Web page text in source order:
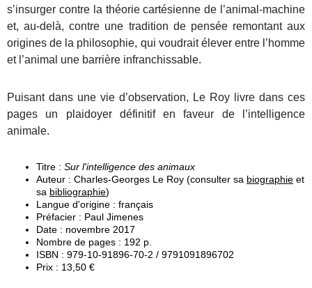
s’insurger contre la théorie cartésienne de l’animal-machine
et, au-delà, contre une tradition de pensée remontant aux
origines de la philosophie, qui voudrait élever entre l’homme
et l’animal une barrière infranchissable.
Puisant dans une vie d’observation, Le Roy livre dans ces
pages un plaidoyer définitif en faveur de l’intelligence
animale.
Titre : Sur l'intelligence des animaux
Auteur : Charles-Georges Le Roy (consulter sa biographie et
sa bibliographie)
Langue d'origine : français
Préfacier : Paul Jimenes
Date : novembre 2017
Nombre de pages : 192 p.
ISBN : 979-10-91896-70-2 / 9791091896702
Prix : 13,50 €